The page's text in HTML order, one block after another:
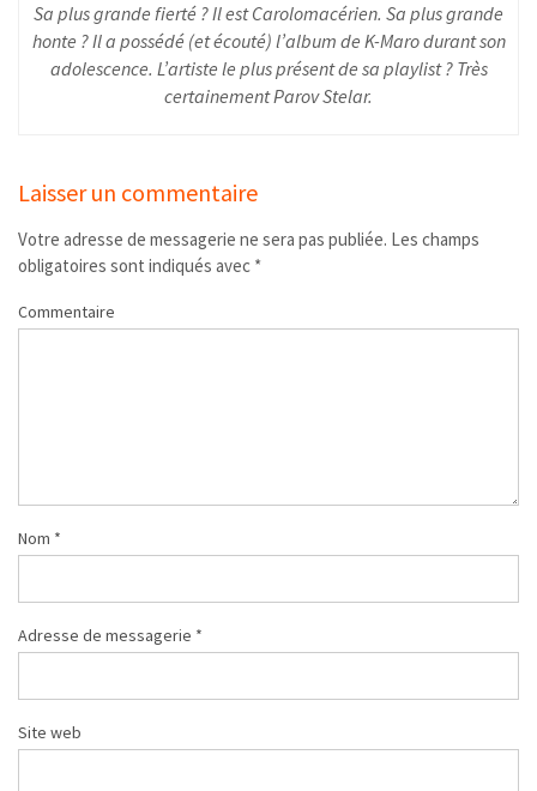
Sa plus grande fierté ? Il est Carolomacérien. Sa plus grande
honte ? Il a possédé (et écouté) l’album de K-Maro durant son
adolescence. L’artiste le plus présent de sa playlist ? Très
certainement Parov Stelar.
Laisser un commentaire
Votre adresse de messagerie ne sera pas publiée. Les champs
obligatoires sont indiqués avec *
Commentaire
Nom *
Adresse de messagerie *
Site web